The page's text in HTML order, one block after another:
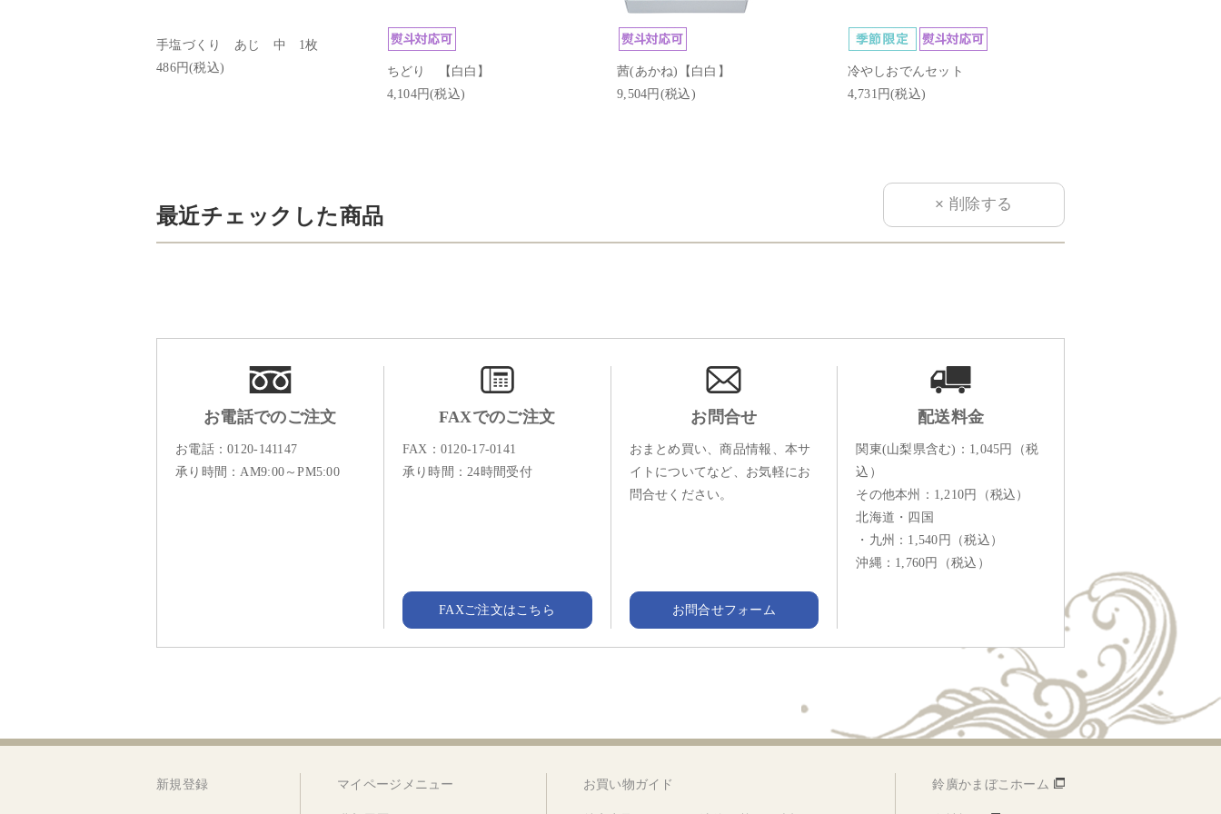
手塩づくり あじ 中 1枚
486円(税込)
ちどり 【白白】
4,104円(税込)
茜(あかね)【白白】
9,504円(税込)
冷やしおでんセット
4,731円(税込)
最近チェックした商品
お電話でのご注文
お電話：0120-141147
承り時間：AM9:00～PM5:00
FAXでのご注文
FAX：0120-17-0141
承り時間：24時間受付
FAXご注文はこちら
お問合せ
おまとめ買い、商品情報、本サ
イトについてなど、お気軽にお
問合せください。
お問合せフォーム
配送料金
関東(山梨県含む)：1,045円（税
込）
その他本州：1,210円（税込）
北海道・四国
・九州：1,540円（税込）
沖縄：1,760円（税込）
新規登録 マイページメニュー お買い物ガイド 鈴廣かまぼこホーム